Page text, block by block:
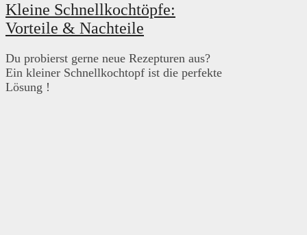
Kleine Schnellkochtöpfe:
Vorteile & Nachteile
Du probierst gerne neue Rezepturen aus?
Ein kleiner Schnellkochtopf ist die perfekte
Lösung !